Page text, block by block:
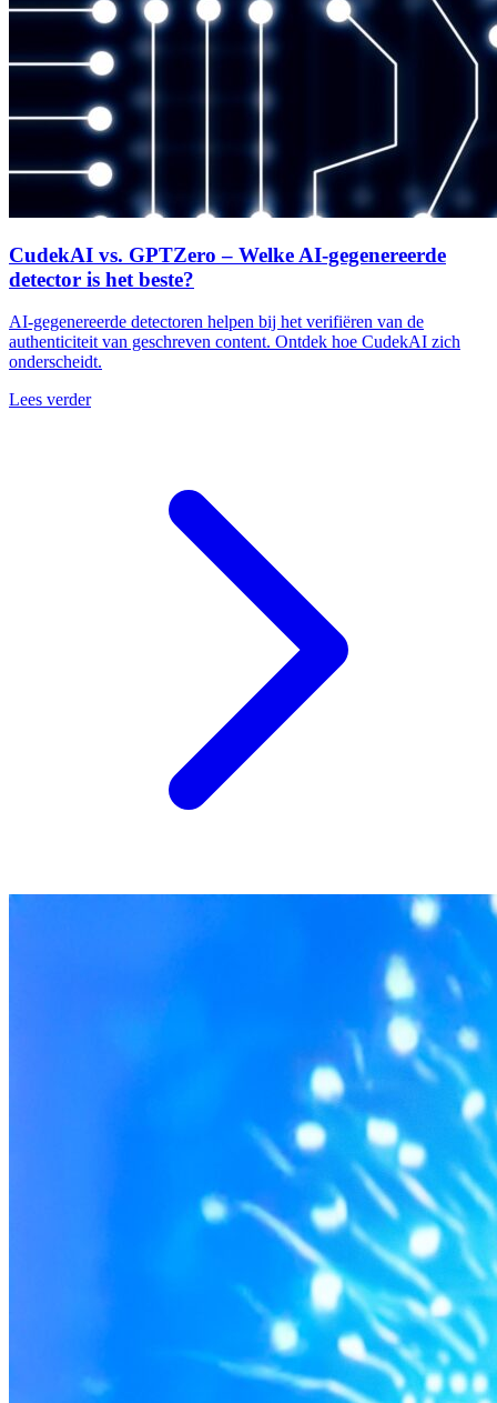
CudekAI vs. GPTZero – Welke AI-gegenereerde
detector is het beste?
AI-gegenereerde detectoren helpen bij het verifiëren van de
authenticiteit van geschreven content. Ontdek hoe CudekAI zich
onderscheidt.
Lees verder